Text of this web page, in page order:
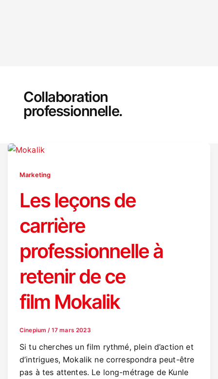
Collaboration
professionnelle.
Marketing
Les leçons de
carrière
professionnelle à
retenir de ce
film Mokalik
Cinepium / 17 mars 2023
Si tu cherches un film rythmé, plein d’action et
d’intrigues, Mokalik ne correspondra peut-être
pas à tes attentes. Le long-métrage de Kunle